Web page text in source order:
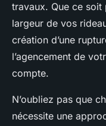
travaux. Que ce
largeur de vos
création d’une
l’agencement de
compte.
N’oubliez pas que
nécessite une